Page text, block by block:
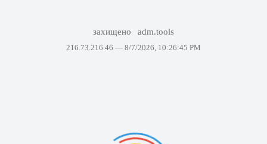
захищено adm.tools
216.73.216.46 — 8/7/2026, 10:26:45 PM